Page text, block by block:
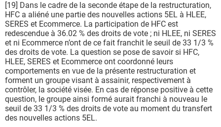
[19] Dans le cadre de la seconde étape de la restructuration,
HFC a aliéné une partie des nouvelles actions 5EL à HLEE,
SERES et Ecommerce. La participation de HFC est
redescendue à 36.02 % des droits de vote ; ni HLEE, ni SERES
et ni Ecommerce n’ont de ce fait franchit le seuil de 33 1/3 %
des droits de vote. La question se pose de savoir si HFC,
HLEE, SERES et Ecommerce ont coordonné leurs
comportements en vue de la présente restructuration et
forment un groupe visant à assainir, respectivement à
contrôler, la société visée. En cas de réponse positive à cette
question, le groupe ainsi formé aurait franchi à nouveau le
seuil de 33 1/3 % des droits de vote au moment du transfert
des nouvelles actions 5EL.